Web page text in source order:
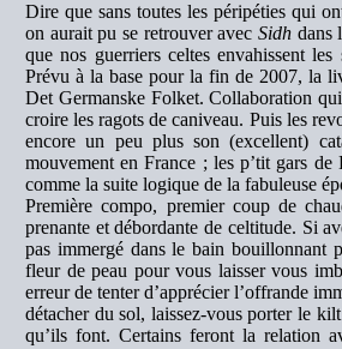
Dire que sans toutes les péripéties qui
on aurait pu se retrouver avecSidh dans
que nos guerriers celtes envahissent
Prévu à la base pour la fin de 2007, la
Det Germanske Folket. Collaboration
croire les ragots de caniveau. Puis les
encore un peu plus son (excellent)
mouvement en France ; les p’tit gars
comme la suite logique de la fabuleuse
Première compo, premier coup de
prenante et débordante de celtitude. Si
pas immergé dans le bain bouillonnant
fleur de peau pour vous laisser vous
erreur de tenter d’apprécier l’offrande
détacher du sol, laissez-vous porter le
qu’ils font. Certains feront la